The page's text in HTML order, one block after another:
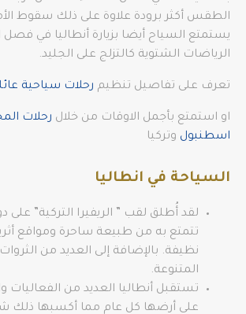
الطقس أكثر برودة علاوة على ذلك سقوط
يستمتع السياح أيضا بزيارة أنطاليا في
الرياضات الشتوية كالتزلج على الجليد.
تعرف على تفاصيل تنظيم رحلات سياحية
او استمتع بأجمل الاوقات من خلال رحلات
اسطنبول وتركيا
السياحة في انطاليا
لقد أُطلق لقب ” الريفيرا التركية” على
تتمتع به من طبيعة ساحرة ومواقع
نظيفة. بالإضافة إلى العديد من
المتنوعة.
تستقبل أنطاليا العديد من الفعاليات
على أرضها كل عام مما أكسبها ذلك